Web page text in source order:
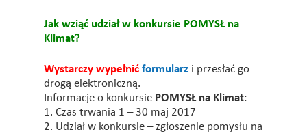
Jak wziąć udział w konkursie POMYSŁ na
Klimat?
Wystarczy wypełnić formularz i przesłać go
drogą elektroniczną.
Informacje o konkursie POMYSŁ na Klimat:
1. Czas trwania 1 – 30 maj 2017
2. Udział w konkursie – zgłoszenie pomysłu na